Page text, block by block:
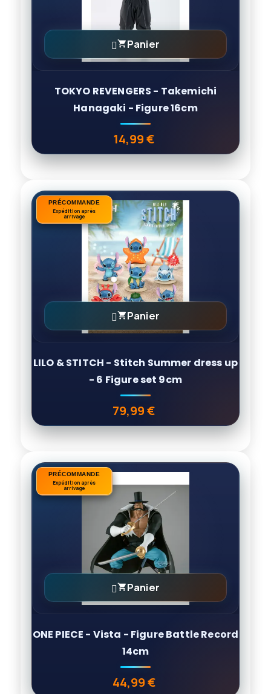
Panier
TOKYO REVENGERS - Takemichi
Hanagaki - Figure 16cm
Prix
14,99 €
PRÉCOMMANDE
Expédition après
arrivage
Panier
LILO & STITCH - Stitch Summer dress up
- 6 Figure set 9cm
Prix
79,99 €
PRÉCOMMANDE
Expédition après
arrivage
PRÉCOMMANDE
Expédition après
arrivage
Panier
ONE PIECE - Vista - Figure Battle Record
14cm
Prix
44,99 €
PRÉCOMMANDE
Expédition après
arrivage